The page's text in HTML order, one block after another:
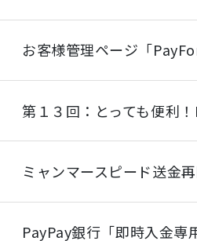
お客様管理ページ「
第１３回：とっても便利
ミャンマースピード送金
PayPay銀行「即時入金専